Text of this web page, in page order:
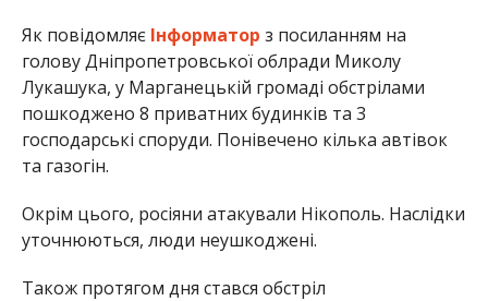
Як повідомляє Інформатор з посиланням на
голову Дніпропетровської облради Миколу
Лукашука, у Марганецькій громаді обстрілами
пошкоджено 8 приватних будинків та 3
господарські споруди. Понівечено кілька автівок
та газогін.
Окрім цього, росіяни атакували Нікополь. Наслідки
уточнюються, люди неушкоджені.
Також протягом дня стався обстріл